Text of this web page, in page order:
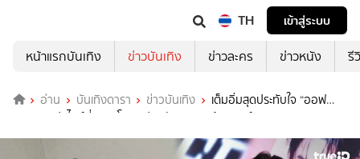
TH
เข้าสู่ระบบ
หน้าแรกบันเทิง
ข่าวบันเทิง ข่าวละคร ข่าวหนัง รี
อ่าน บันเทิงดารา ข่าวบันเทิง
เต็มอิ่มสุดประทับใจ “ออฟ
จุมพล” แฟนไซน์ที่กวางโจว แฟนคลับมาจอยล้นฮอลล์